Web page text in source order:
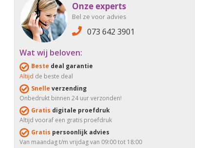
Onze experts
Bel ze voor advies
073 642 3901
Wat wij beloven:
Beste deal garantie
Altijd de beste deal
Snelle verzending
Onbedrukt binnen 24 uur verzonden!
Gratis digitale proefdruk
Altijd vooraf een gratis proefdruk
Gratis persoonlijk advies
Van maandag t/m vrijdag van 09:00 tot 18:00